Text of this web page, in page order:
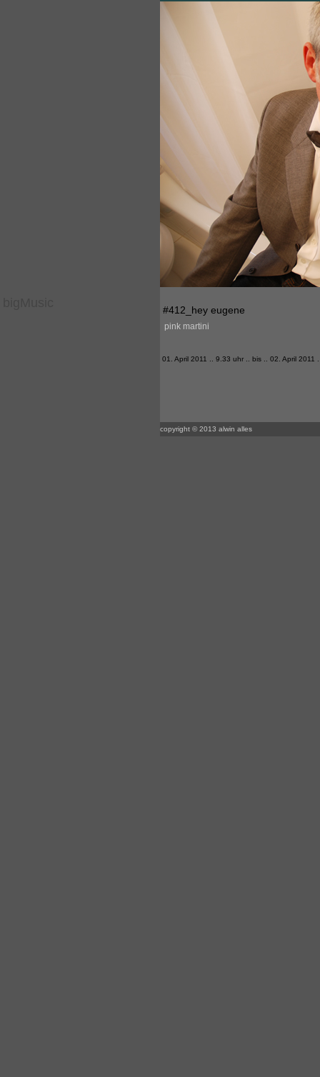
#412_hey eugene
pink martini
01. April 2011 .. 9.33 uhr .. bis .. 02. April 2011
copyright © 2013 alwin alles